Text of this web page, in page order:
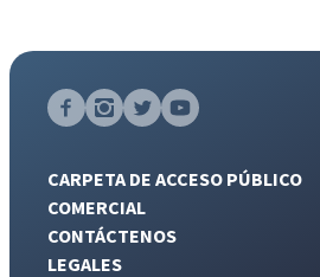
CARPETA DE ACCESO PÚBLICO
COMERCIAL
CONTÁCTENOS
LEGALES